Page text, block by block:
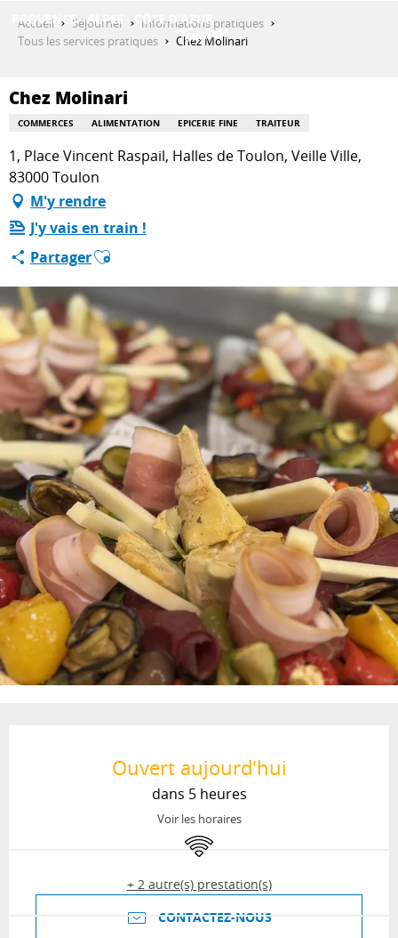
QUE FAIRE ?
SÉJOURNER
ESPACE PRO
Accueil Séjourner
Informations pratiques
Tous les services pratiques
Chez Molinari
Chez Molinari
COMMERCES ALIMENTATION EPICERIE FINE TRAITEUR
1, Place Vincent Raspail, Halles de Toulon, Veille Ville,
83000 Toulon
M'y rendre
J'y vais en train !
PartagerAjouter aux favoris
Ouvert aujourd'hui
dans 5 heures
Voir les horaires
WiFi
+ 2 autre(s) prestation(s)
CONTACTEZ-NOUS